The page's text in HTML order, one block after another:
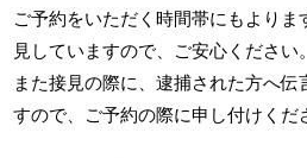
ご予約をいただく時間帯にもより
見していますので、ご安心ください。
また接見の際に、逮捕された方へ伝
すので、ご予約の際に申し付けくだ